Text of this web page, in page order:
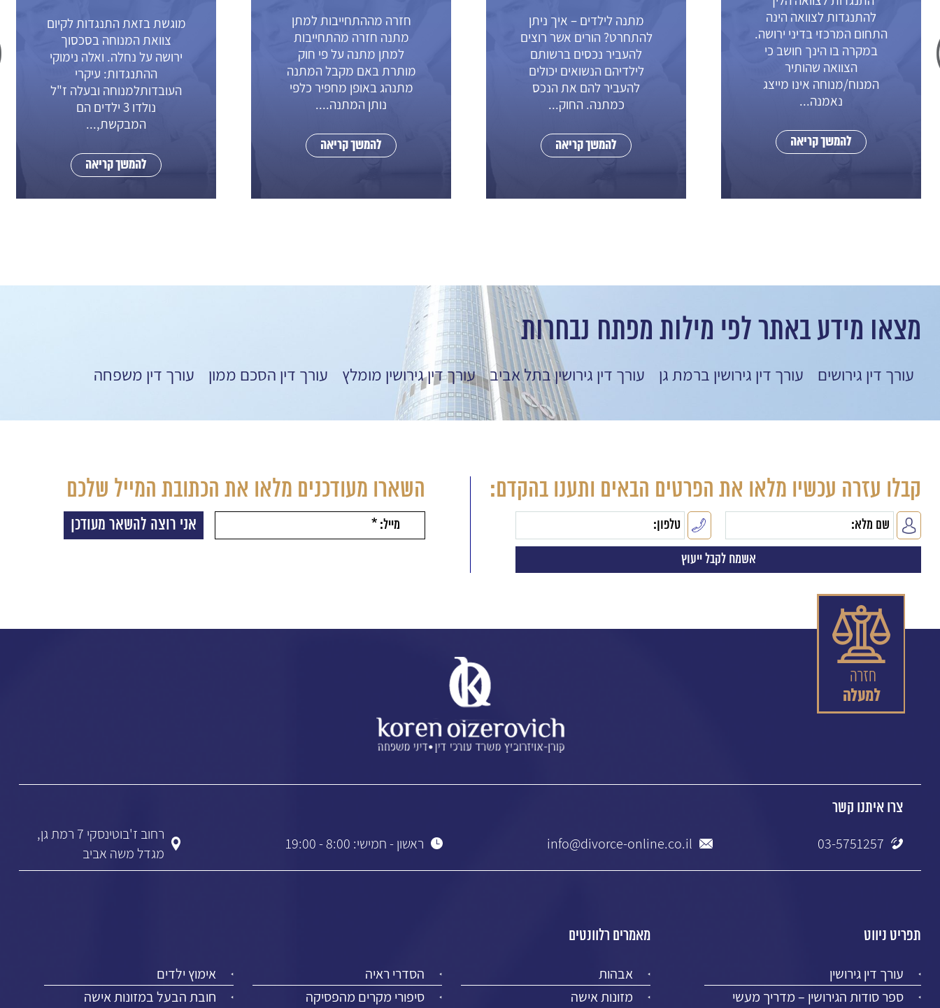
לצוואה הינה
בדיני ירושה.
בו הינך חושב כי
שהותיר
מנוחה אינו מייצג
מתנה לילדים – איך ניתן
להתחרט? הורים אשר רוצים
להעביר נכסים ברשותם
לילדיהם הנשואים יכולים
להעביר להם את הנכס
חזרה מההתחייבות למתן
מתנה חזרה מהתחייבות
למתן מתנה על פי חוק
מותרת באם מקבל המתנה
מתנהג באופן מחפיר כלפי
מוגשת בזאת התנגדות לקיום
צוואת המנוחה בסכסוך
ירושה על נחלה. ואלה נימוקי
העובדותלמנוחה ובעלה ז"ל
מצאו מידע באתר לפי מילות מפתח נבחרות
עורך דין גירושים עורך דין גירושין ברמת גן עורך דין גירושין בתל אביב עורך דין גירושין מומלץ עורך דין הסכם ממון עורך דין משפחה
קבלו עזרה עכשיו מלאו את הפרטים הבאים ותענו בהקדם: השארו מעודכנים מלאו את הכתובת המייל שלכם
צרו איתנו קשר
03-5751257
info@divorce-online.co.il ראשון - חמישי: 8:00 - 19:00
רחוב ז'בוטינסקי 7 רמת גן,
מגדל משה אביב
תפריט ניווט
עורך דין גירושין
ספר סודות הגירושין – מדריך מעשי
מאמרים רלוונטים
אבהות הסדרי ראיה
אימוץ ילדים
מזונות אישה
סיפורי מקרים מהפסיקה חובת הבעל במזונות אישה